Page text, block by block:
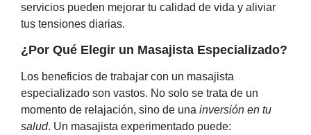
servicios pueden mejorar tu calidad de vida y aliviar
tus tensiones diarias.
¿Por Qué Elegir un Masajista Especializado?
Los beneficios de trabajar con un masajista
especializado son vastos. No solo se trata de un
momento de relajación, sino de una inversión en tu
salud. Un masajista experimentado puede: